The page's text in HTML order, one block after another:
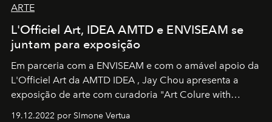
ARTE
L'Officiel Art, IDEA AMTD e ENVISEAM se
juntam para exposição
Em parceria com a ENVISEAM e com o amável apoio da
L'Officiel Art da AMTD IDEA , Jay Chou apresenta a
exposição de arte com curadoria "Art Colure with
19.12.2022 por SImone Vertua